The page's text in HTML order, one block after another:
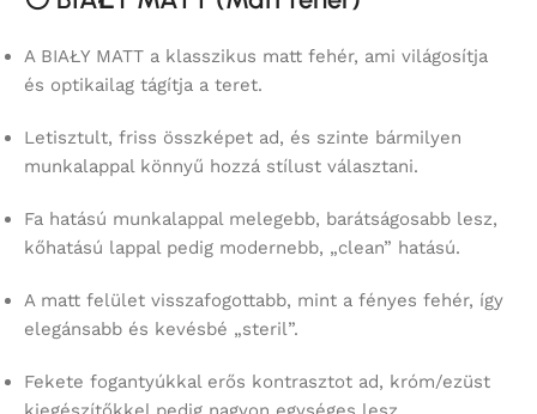
A BIAŁY MATT a klasszikus matt fehér, ami világosítja
és optikailag tágítja a teret.
Letisztult, friss összképet ad, és szinte bármilyen
munkalappal könnyű hozzá stílust választani.
Fa hatású munkalappal melegebb, barátságosabb lesz,
kőhatású lappal pedig modernebb, „clean” hatású.
A matt felület visszafogottabb, mint a fényes fehér, így
elegánsabb és kevésbé „steril”.
Fekete fogantyúkkal erős kontrasztot ad, króm/ezüst